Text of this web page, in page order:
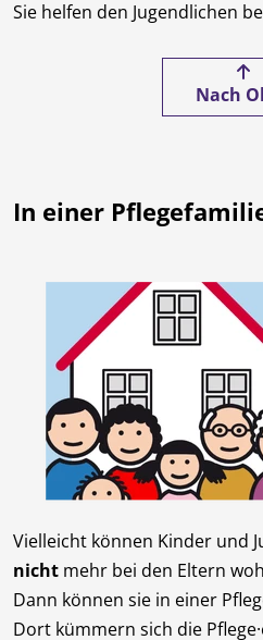
Sie helfen den Jugendlichen
Nach
In einer
Vielleicht können Kinder und
nicht mehr bei den Eltern
Dann können sie in einer
Dort kümmern sich die